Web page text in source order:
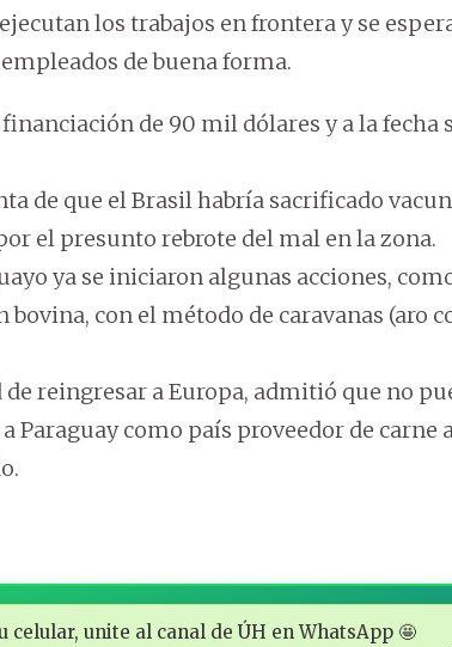
los trabajos en frontera y se
de buena forma.
de 90 mil dólares y a la fecha
de que el Brasil habría sacrificado
el presunto rebrote del mal en la zona.
ya se iniciaron algunas acciones,
con el método de caravanas (aro
reingresar a Europa, admitió que no
Paraguay como país proveedor de carne
celular, unite al canal de ÚH en WhatsApp 🤩